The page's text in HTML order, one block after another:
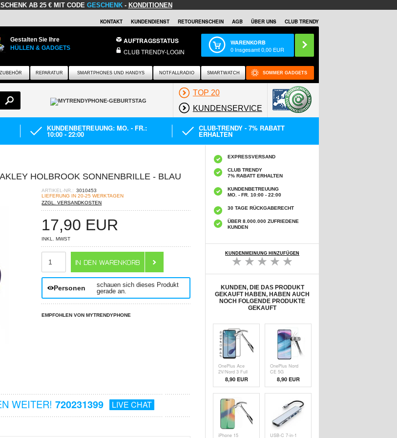
AB 25 € MIT CODE GESCHENK- KONDITIONEN
KONTAKT KUNDENDIENST RETOURENSCHEIN AGB ÜBER UNS CLUB TRENDY
Gestalten Sie Ihre
HÜLLEN & GADGETS
AUFTRAGSSTATUS
CLUB TRENDY-LOGIN
WARENKORB
0 Insgesamt0,00 EUR
REPARATUR SMARTPHONES UND HANDYS NOTFALLRADIO SMARTWATCH SOMMER GADGETS
TOP 20
KUNDENSERVICE
KUNDENBETREUUNG: MO. - FR.:
10:00 - 22:00
CLUB-TRENDY - 7% RABATT
ERHALTEN
HOLBROOK SONNENBRILLE - BLAU
ARTIKEL-NR.: 3010453
LIEFERUNG IN 20-25 WERKTAGEN
ZZGL. VERSANDKOSTEN
17,90 EUR
INKL. MWST
Personen
schauen sich dieses Produkt
gerade an.
EMPFOHLEN VON MYTRENDYPHONE
WEITER! 720231399 LIVE CHAT
EXPRESSVERSAND
CLUB TRENDY
7% RABATT ERHALTEN
KUNDENBETREUUNG
MO. - FR. 10:00 - 22:00
30 TAGE RÜCKGABERECHT
ÜBER 8.000.000 ZUFRIEDENE
KUNDEN
KUNDENMEINUNG HINZUFÜGEN
KUNDEN, DIE DAS PRODUKT
GEKAUFT HABEN, HABEN AUCH
NOCH FOLGENDE PRODUKTE
GEKAUFT
OnePlus Ace
2V/Nord 3 Full
Cover
Panzerglas - 9H -
Schwarz Rand
8,90 EUR
OnePlus Nord
CE 5G
Panzerglas - 9H,
0.3mm -
Durchsichtig
8,90 EUR
iPhone 15
USB-C 7-in-1